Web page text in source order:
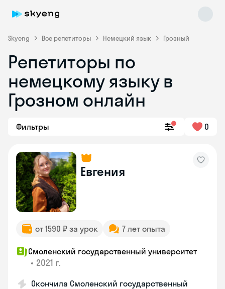
Skyeng Все репетиторы Немецкий язык Грозный
Репетиторы по
немецкому языку в
Грозном онлайн
Фильтры 0
Евгения
от 1590 ₽ за урок 7 лет опыта
Смоленский государственный университет
• 2021 г.
Окончила Смоленский государственный
Skyeng Chat